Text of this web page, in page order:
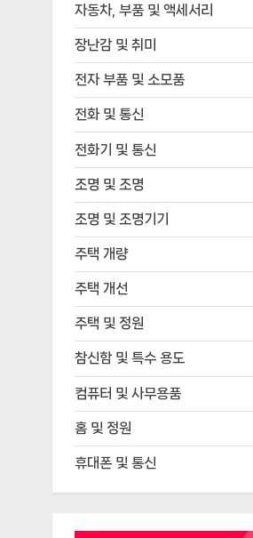
자동차, 부품 및 액세서리
장난감 및 취미
전자 부품 및 소모품
전화 및 통신
전화기 및 통신
조명 및 조명
조명 및 조명기기
주택 개량
주택 개선
주택 및 정원
참신함 및 특수 용도
컴퓨터 및 사무용품
홈 및 정원
휴대폰 및 통신